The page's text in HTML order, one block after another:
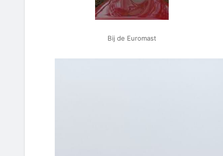
Bij de Euromast